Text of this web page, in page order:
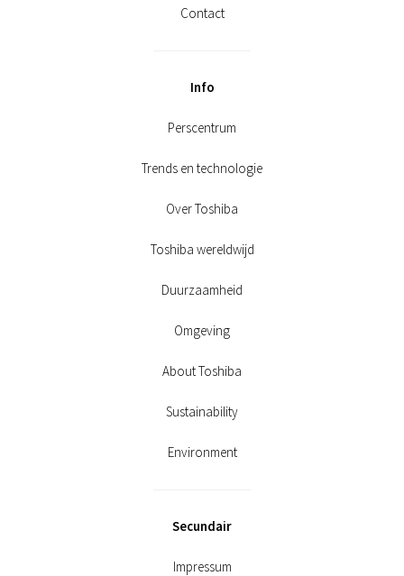
Contact
Info
Perscentrum
Trends en technologie
Over Toshiba
Toshiba wereldwijd
Duurzaamheid
Omgeving
About Toshiba
Sustainability
Environment
Secundair
Impressum